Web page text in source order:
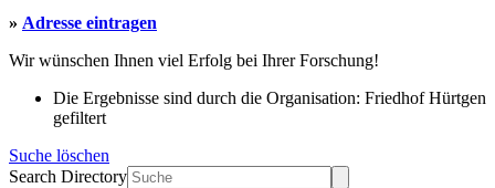
» Adresse eintragen
Wir wünschen Ihnen viel Erfolg bei Ihrer Forschung!
Die Ergebnisse sind durch die Organisation: Friedhof Hürtgen
gefiltert
Suche löschen
Search Directory